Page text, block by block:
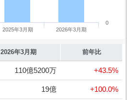
2025年3月期 2026年3月期
0
2026年3月期 前年比
110億5200万 +43.5%
19億 +100.0%